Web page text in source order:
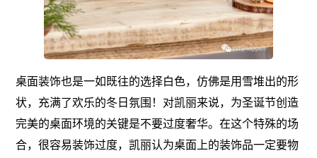
桌面装饰也是一如既往的选择白色，仿佛是用雪堆出的形
状，充满了欢乐的冬日氛围！对凯丽来说，为圣诞节创造
完美的桌面环境的关键是不要过度奢华。在这个特殊的场
合，很容易装饰过度，凯丽认为桌面上的装饰品一定要物